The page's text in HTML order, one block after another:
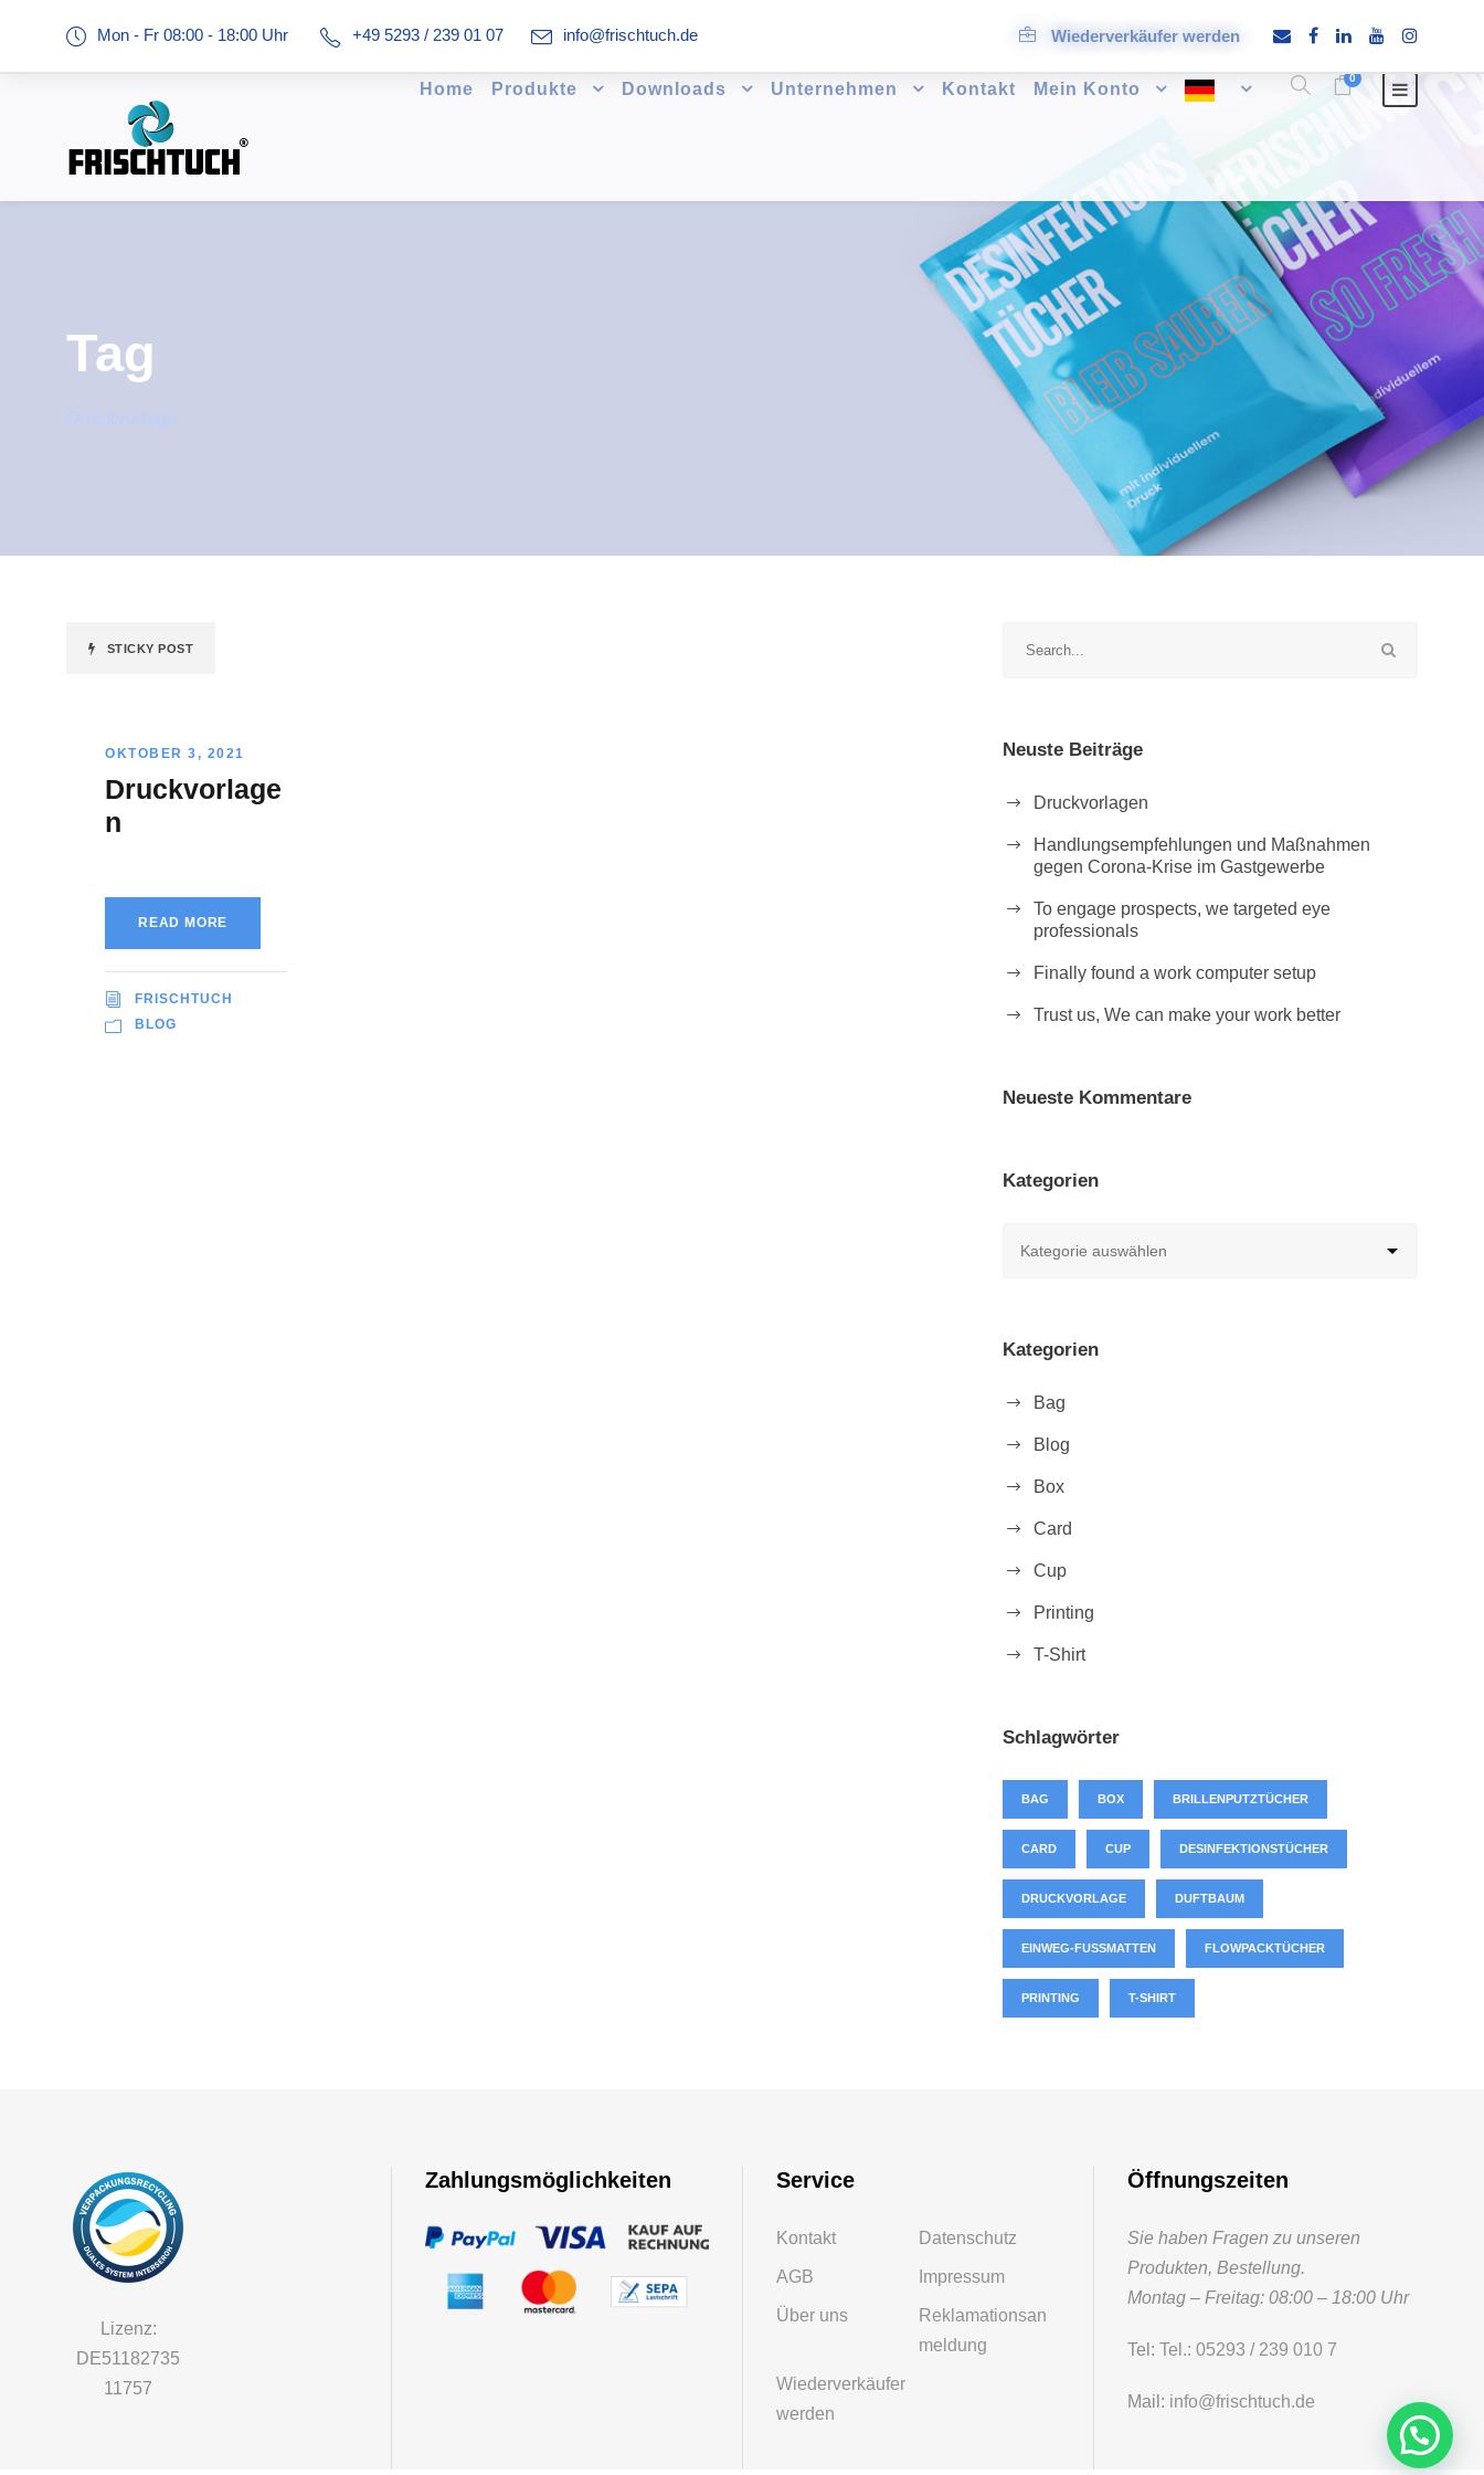
Mon - Fr 08:00 - 18:00 Uhr +49 5293 / 239 01 07 info@frischtuch.de Wiederverkäufer werden
Home Produkte Downloads Unternehmen Kontakt Mein Konto
0
Tag
Druckvorlage
STICKY POST
OKTOBER 3, 2021
Druckvorlage
n
READ MORE
FRISCHTUCH
BLOG
Neuste Beiträge
Druckvorlagen
Handlungsempfehlungen und Maßnahmen
gegen Corona-Krise im Gastgewerbe
To engage prospects, we targeted eye
professionals
Finally found a work computer setup
Trust us, We can make your work better
Neueste Kommentare
Kategorien
Kategorien
Bag
Blog
Box
Card
Cup
Printing
T-Shirt
Schlagwörter
BAG BOX BRILLENPUTZTÜCHER
CARD CUP DESINFEKTIONSTÜCHER
DRUCKVORLAGE DUFTBAUM
EINWEG-FUSSMATTEN FLOWPACKTÜCHER
PRINTING T-SHIRT
Lizenz:
DE51182735
11757
Zahlungsmöglichkeiten Service
Kontakt Datenschutz
AGB Impressum
Über uns
Reklamationsan
meldung
Wiederverkäufer
werden
Öffnungszeiten
Sie haben Fragen zu unseren
Produkten, Bestellung.
Montag – Freitag: 08:00 – 18:00 Uhr
Tel: Tel.: 05293 / 239 010 7
Mail: info@frischtuch.de